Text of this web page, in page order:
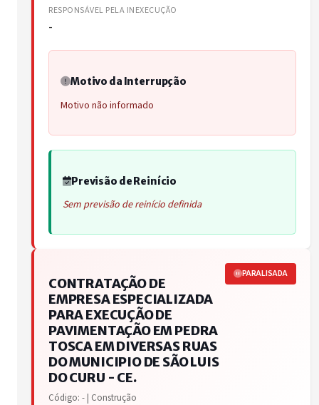
RESPONSÁVEL PELA INEXECUÇÃO
-
Motivo da Interrupção
Motivo não informado
Previsão de Reinício
Sem previsão de reinício definida
CONTRATAÇÃO DE
EMPRESA ESPECIALIZADA
PARA EXECUÇÃO DE
PAVIMENTAÇÃO EM PEDRA
TOSCA EM DIVERSAS RUAS
DO MUNICIPIO DE SÃO LUIS
DO CURU - CE.
Código: - | Construção
PARALISADA